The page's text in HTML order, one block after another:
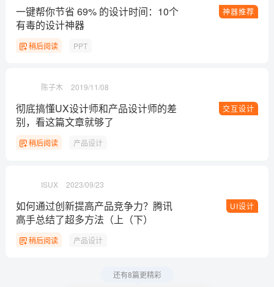
神器推荐
一键帮你节省 69% 的设计时间：10个
有毒的设计神器
稍后阅读 PPT
陈子木 2019/11/08
交互设计
彻底搞懂UX设计师和产品设计师的差
别，看这篇文章就够了
稍后阅读 产品设计
ISUX 2023/09/23
UI设计
如何通过创新提高产品竞争力？腾讯
高手总结了超多方法（上（下）
稍后阅读 产品设计
还有8篇更精彩